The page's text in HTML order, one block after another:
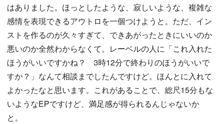
はありました。ほっとしたような、寂しいような、複雑な
感情を表現できるアウトロを一個つけようと。ただ、イン
ストを作るのが久々すぎて、できあがったときにいいのか
悪いのか全然わからなくて。レーベルの人に「これ入れた
ほうがいいですかね？ 3時12分で終わりのほうがいいで
すか？」なんて相談までしたんですけど。ほんとに入れて
よかったなと思います。これがあることで、総尺15分もな
いようなEPですけど、満足感が得られるんじゃないか
と。